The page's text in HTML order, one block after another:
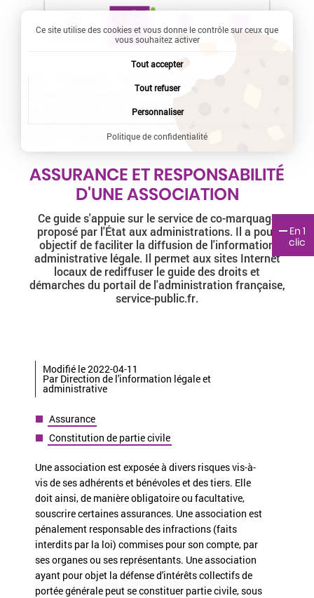
Recherche Profil Menu
En 1
clic
Effectuer une démarche
Guide des droits et démarches particuliers
Assurance et responsabilité d'une association
ASSURANCE ET RESPONSABILITÉ
D'UNE ASSOCIATION
Ce guide s'appuie sur le service de co-marquage
proposé par l'État aux administrations. Il a pour
objectif de faciliter la diffusion de l'information
administrative légale. Il permet aux sites Internet
locaux de rediffuser le guide des droits et
démarches du portail de l'administration française,
service-public.fr.
Modifié le 2022-04-11
Par Direction de l'information légale et
administrative
Assurance
Constitution de partie civile
Une association est exposée à divers risques vis-à-
vis de ses adhérents et bénévoles et des tiers. Elle
doit ainsi, de manière obligatoire ou facultative,
souscrire certaines assurances. Une association est
pénalement responsable des infractions (faits
interdits par la loi) commises pour son compte, par
ses organes ou ses représentants. Une association
ayant pour objet la défense d'intérêts collectifs de
portée générale peut se constituer partie civile, sous
Ce site utilise des cookies et vous donne le contrôle sur ceux que
vous souhaitez activer
Tout accepter
Tout refuser
Personnaliser
Politique de confidentialité